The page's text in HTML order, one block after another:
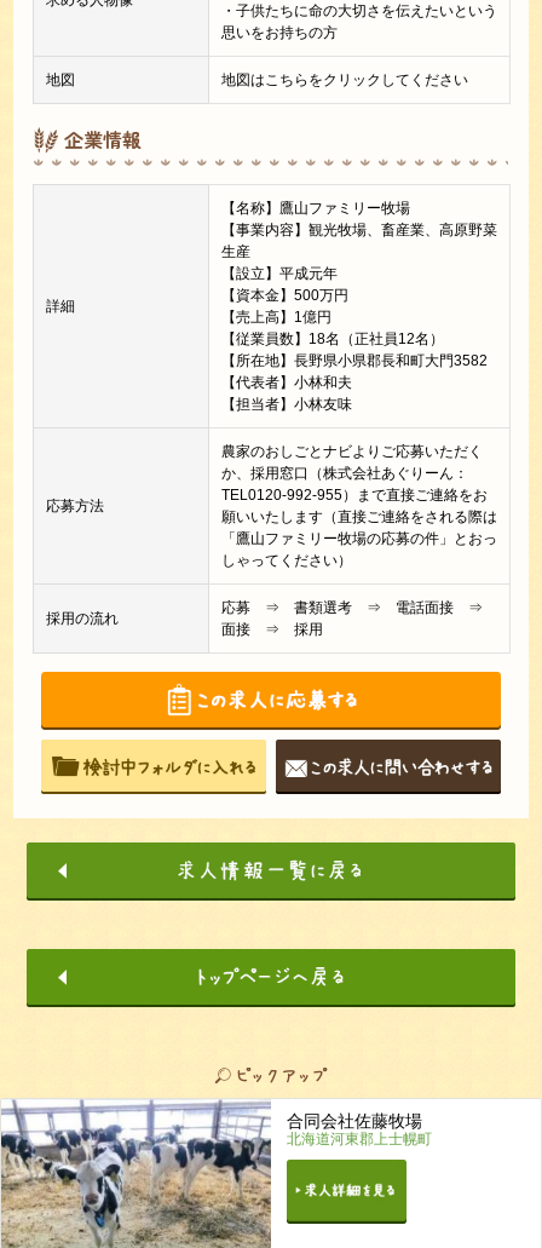
・子供たちに命の大切さを伝えたいという
思いをお持ちの方
地図 地図はこちらをクリックしてください
企業情報
詳細
【名称】鷹山ファミリー牧場
【事業内容】観光牧場、畜産業、高原野菜
生産
【設立】平成元年
【資本金】500万円
【売上高】1億円
【従業員数】18名（正社員12名）
【所在地】長野県小県郡長和町大門3582
【代表者】小林和夫
【担当者】小林友味
応募方法
農家のおしごとナビよりご応募いただく
か、採用窓口（株式会社あぐりーん：
TEL0120-992-955）まで直接ご連絡をお
願いいたします（直接ご連絡をされる際は
「鷹山ファミリー牧場の応募の件」とおっ
しゃってください）
採用の流れ
応募 ⇒ 書類選考 ⇒ 電話面接 ⇒
面接 ⇒ 採用
合同会社佐藤牧場
北海道河東郡上士幌町